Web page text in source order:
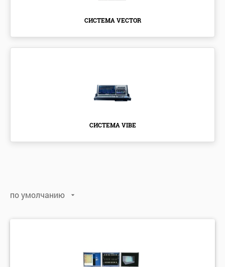
СИСТЕМА VECTOR
СИСТЕМА VIBE
по умолчанию
по цене: убыванию